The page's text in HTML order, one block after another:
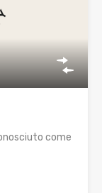
come